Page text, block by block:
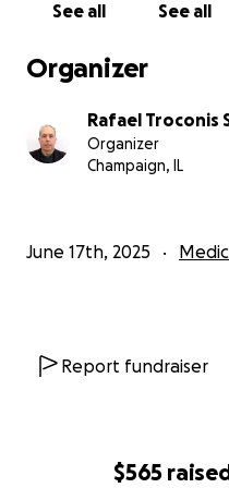
$565
See all See all
Organizer
Rafael Troconis
Organizer
Champaign, IL
June 17th, 2025
Report fundraiser